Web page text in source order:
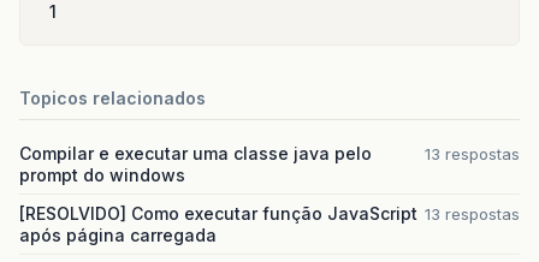
1
Topicos relacionados
Compilar e executar uma classe java pelo
prompt do windows
13 respostas
[RESOLVIDO] Como executar função JavaScript
após página carregada
13 respostas